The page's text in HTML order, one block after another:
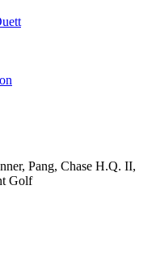
Pang, Chase H.Q. II,
Golf